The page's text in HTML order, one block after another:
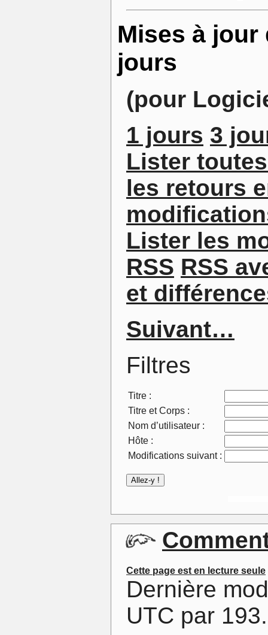
Mises à jour
jours
(pour
1 jours 3
Lister
les retours
Lister les
RSS RSS
et
Suivant…
Filtres
Titre :
Titre et Corps :
Nom d’utilisateur :
Hôte :
Modifications suivant :
Cette page est en lecture seule
Dernière
UTC par